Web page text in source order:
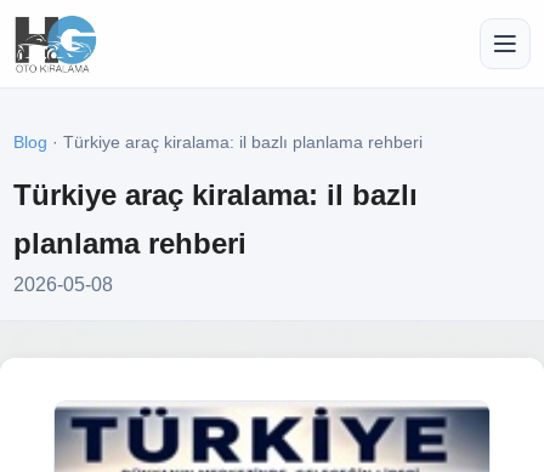
Blog · Türkiye araç kiralama: il bazlı planlama rehberi
Türkiye araç kiralama: il bazlı
planlama rehberi
2026-05-08